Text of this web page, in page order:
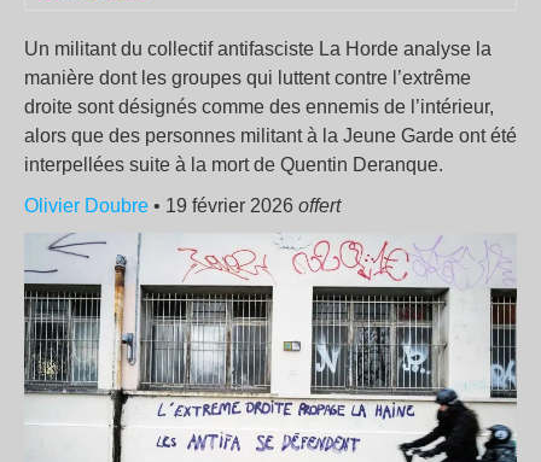
Un militant du collectif antifasciste La Horde analyse la
manière dont les groupes qui luttent contre l’extrême
droite sont désignés comme des ennemis de l’intérieur,
alors que des personnes militant à la Jeune Garde ont été
interpellées suite à la mort de Quentin Deranque.
Olivier Doubre • 19 février 2026 offert